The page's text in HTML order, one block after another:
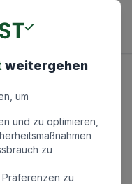
weitergehen
um
und zu optimieren,
zu
zu